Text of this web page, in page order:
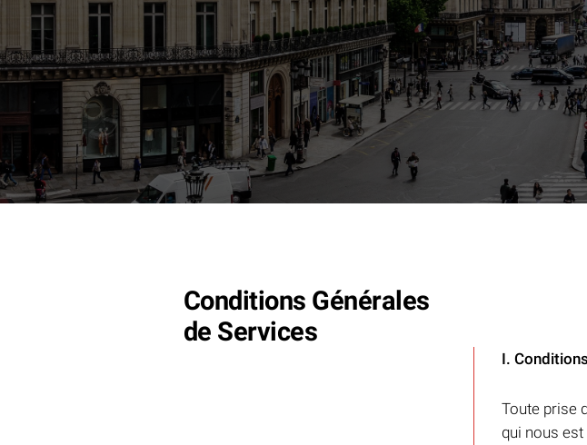
Conditions Générales
de Services
I.
Toute prise
qui nous